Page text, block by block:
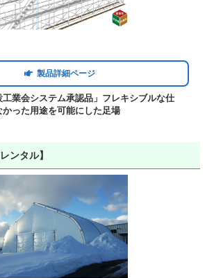
製品詳細ページ
工業会システム承認品」フレキシブルな仕
った用途を可能にした足場
ンタル】